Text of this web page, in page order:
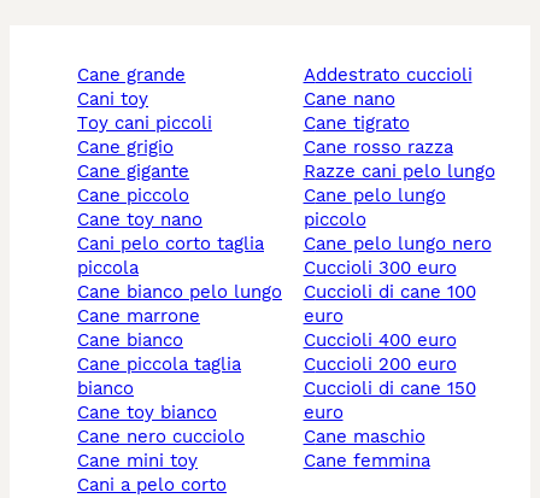
cane grande
cani toy
toy cani piccoli
cane grigio
cane gigante
cane piccolo
cane toy nano
cani pelo corto taglia
piccola
cane bianco pelo lungo
cane marrone
cane bianco
cane piccola taglia
bianco
cane toy bianco
cane nero cucciolo
cane mini toy
cani a pelo corto
addestrato cuccioli
cane nano
cane tigrato
cane rosso razza
razze cani pelo lungo
cane pelo lungo
piccolo
cane pelo lungo nero
cuccioli 300 euro
cuccioli di cane 100
euro
cuccioli 400 euro
cuccioli 200 euro
cuccioli di cane 150
euro
cane maschio
cane femmina